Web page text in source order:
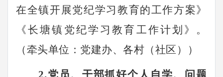
在全镇开展党纪学习教育的工作方案》
《长塘镇 党纪学习教育工作计划》。
（牵头单位 ：党建办、各村（社区） ）
2.党员、干部抓好个人自学、问题